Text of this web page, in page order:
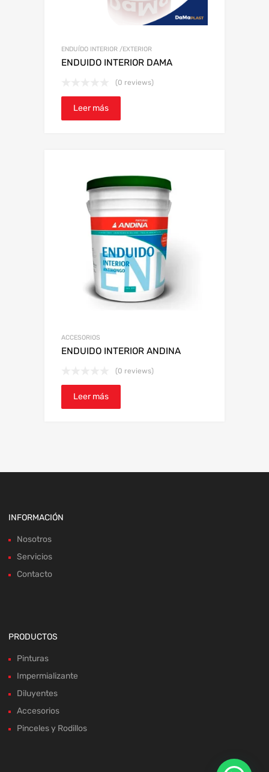
ENDUÍDO INTERIOR /EXTERIOR
ENDUIDO INTERIOR DAMA
(0 reviews)
Leer más
ACCESORIOS
ENDUIDO INTERIOR ANDINA
(0 reviews)
Leer más
INFORMACIÓN
Nosotros
Servicios
Contacto
PRODUCTOS
Pinturas
Impermializante
Diluyentes
Accesorios
Pinceles y Rodillos